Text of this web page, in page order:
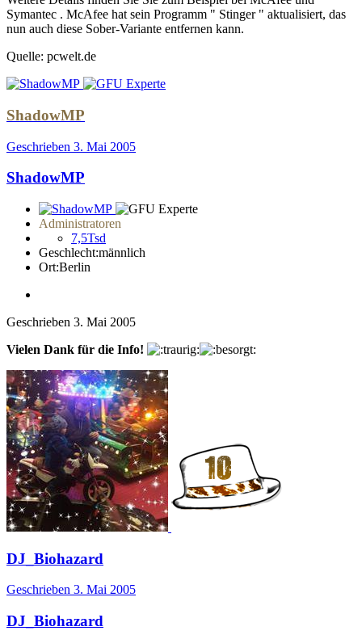
Symantec . McAfee hat sein Programm " Stinger " aktualisiert, das
nun auch diese Sober-Variante entfernen kann.
Quelle: pcwelt.de
ShadowMP
Geschrieben 3. Mai 2005
ShadowMP
Administratoren
7,5Tsd
Geschlecht:männlich
Ort:Berlin
Geschrieben 3. Mai 2005
Vielen Dank für die Info!
DJ_Biohazard
Geschrieben 3. Mai 2005
DJ_Biohazard